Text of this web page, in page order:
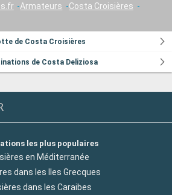
Armateurs
Costa Croisières
de Costa Croisières
de Costa Deliziosa
les plus populaires
en Méditerranée
dans les Iles Grecques
dans les Caraibes